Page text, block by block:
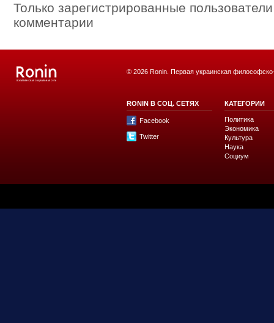
Только зарегистрированные
комментарии
© 2026 Ronin. Первая украинская
RONIN В СОЦ. СЕТЯХ
Facebook
Twitter
КАТЕГОРИИ
Политика
Экономика
Культура
Наука
Социум